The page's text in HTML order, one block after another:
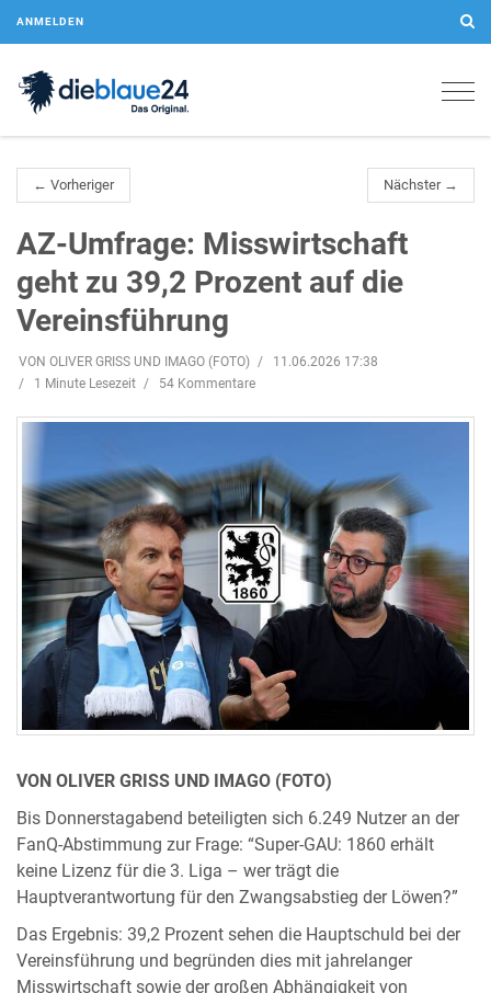
ANMELDEN
← Vorheriger Nächster →
AZ-Umfrage: Misswirtschaft
geht zu 39,2 Prozent auf die
Vereinsführung
VON OLIVER GRISS UND IMAGO (FOTO)
11.06.2026 17:38
1 Minute Lesezeit
54 Kommentare
VON OLIVER GRISS UND IMAGO (FOTO)
Bis Donnerstagabend beteiligten sich 6.249 Nutzer an der
FanQ-Abstimmung zur Frage: “Super-GAU: 1860 erhält
keine Lizenz für die 3. Liga – wer trägt die
Hauptverantwortung für den Zwangsabstieg der Löwen?”
Das Ergebnis: 39,2 Prozent sehen die Hauptschuld bei der
Vereinsführung und begründen dies mit jahrelanger
Misswirtschaft sowie der großen Abhängigkeit von